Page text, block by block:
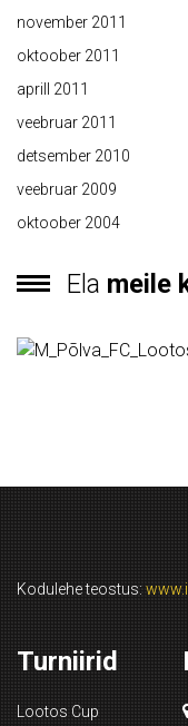
november 2011
oktoober 2011
aprill 2011
veebruar 2011
detsember 2010
veebruar 2009
oktoober 2004
Ela meile
Kodulehe teostus:
Turniirid
Lootos Cup